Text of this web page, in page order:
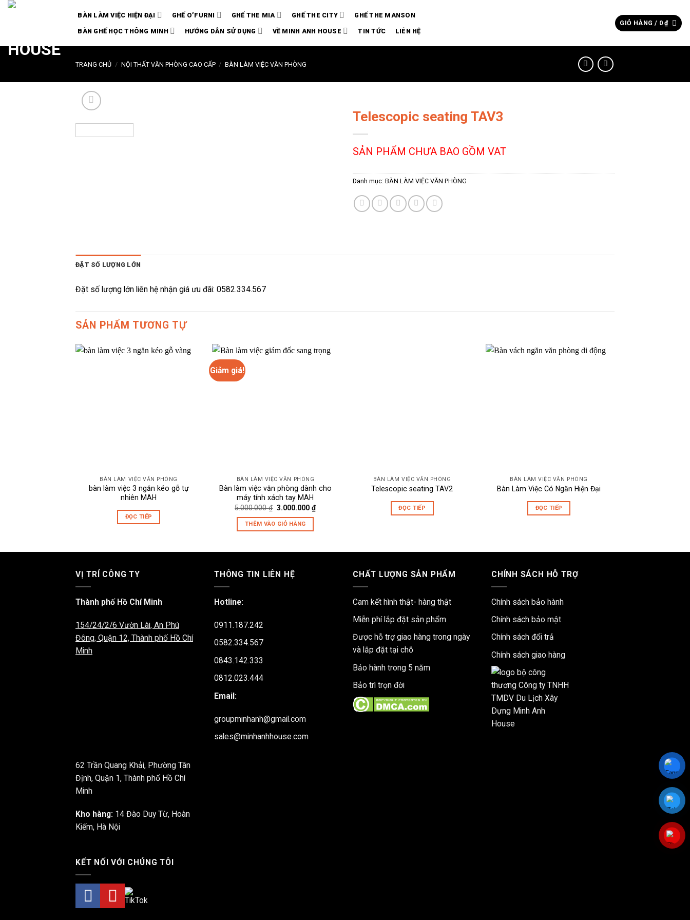
Chuyển
dung
BÀN LÀM VIỆC HIỆN ĐẠI GHẾ O’FURNI GHẾ THE MIA GHẾ THE CITY GHẾ THE MANSON
BÀN GHẾ HỌC THÔNG MINH HƯỚNG DẪN SỬ DỤNG VỀ MINH ANH HOUSE TIN TỨC LIÊN HỆ
GIỎ HÀNG / 0₫
TRANG CHỦ / NỘI THẤT VĂN PHÒNG CAO CẤP / BÀN LÀM VIỆC VĂN PHÒNG
Telescopic seating TAV3
SẢN PHẨM CHƯA BAO GỒM VAT
Danh mục: BÀN LÀM VIỆC VĂN PHÒNG
ĐẶT SỐ LƯỢNG LỚN
Đặt số lượng lớn liên hệ nhận giá ưu đãi: 0582.334.567
SẢN PHẨM TƯƠNG TỰ
BÀN LÀM VIỆC VĂN PHÒNG
bàn làm việc 3 ngăn kéo gỗ tự
nhiên MAH
ĐỌC TIẾP
Giảm giá!
BÀN LÀM VIỆC VĂN PHÒNG
Bàn làm việc văn phòng dành cho
máy tính xách tay MAH
5.000.000₫ Giá
là:
5.000.000 ₫.
3.000.000₫Giá
hiện
THÊM VÀO GIỎ HÀNG
BÀN LÀM VIỆC VĂN PHÒNG
Telescopic seating TAV2
ĐỌC TIẾP
BÀN LÀM VIỆC VĂN PHÒNG
Bàn Làm Việc Có Ngăn Hiện Đại
ĐỌC TIẾP
VỊ TRÍ CÔNG TY
Thành phố Hồ Chí Minh
154/24/2/6 Vườn Lài, An Phú
Đông, Quận 12, Thành phố Hồ Chí
Minh
62 Trần Quang Khải, Phường Tân
Định, Quận 1, Thành phố Hồ Chí
Minh
Kho hàng: 14 Đào Duy Từ, Hoàn
Kiếm, Hà Nội
THÔNG TIN LIÊN HỆ
Hotline:
0911.187.242
0582.334.567
0843.142.333
0812.023.444
Email:
groupminhanh@gmail.com
sales@minhanhhouse.com
CHẤT LƯỢNG SẢN PHẨM
Cam kết hình thật- hàng thật
Miễn phí lắp đặt sản phẩm
Được hỗ trợ giao hàng trong ngày
và lắp đặt tại chỗ
Bảo hành trong 5 năm
Bảo trì trọn đời
CHÍNH SÁCH HỖ TRỢ
Chính sách bảo hành
Chính sách bảo mật
Chính sách đổi trả
Chính sách giao hàng
KẾT NỐI VỚI CHÚNG TÔI